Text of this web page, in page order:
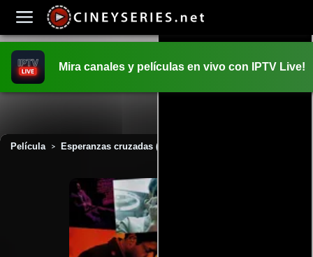
Mira canales y películas en vivo con IPTV Live!
Película > Esperanzas cruzadas (2009)